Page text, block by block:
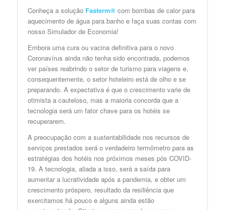
Conheça a solução Fasterm®com bombas de calor para
aquecimento de água para banho e faça suas contas com
nosso Simulador de Economia!
Embora uma cura ou vacina definitiva para o novo
Coronavírus ainda não tenha sido encontrada, podemos
ver países reabrindo o setor de turismo para viagens e,
consequentemente, o setor hoteleiro está de olho e se
preparando. A expectativa é que o crescimento varie de
otimista a cauteloso, mas a maioria concorda que a
tecnologia será um fator chave para os hotéis se
recuperarem.
A preocupação com a sustentabilidade nos recursos de
serviços prestados será o verdadeiro termômetro para as
estratégias dos hotéis nos próximos meses pós COVID-
19. A tecnologia, aliada a isso, será a saída para
aumentar a lucratividade após a pandemia, e obter um
crescimento próspero, resultado da resiliência que
exercitamos há pouco e alguns ainda estão